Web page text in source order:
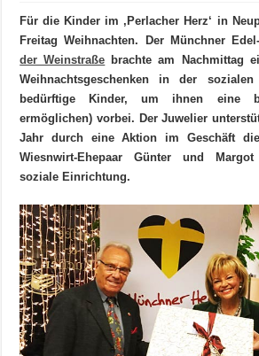
Für die Kinder im ‚Perlacher Herz‘ in
Freitag Weihnachten. Der Münchner
der Weinstraße brachte am Nachmittag
Weihnachtsgeschenken in der
bedürftige Kinder, um ihnen eine
ermöglichen) vorbei. Der Juwelier
Jahr durch eine Aktion im Geschäft
Wiesnwirt-Ehepaar Günter und
soziale Einrichtung.